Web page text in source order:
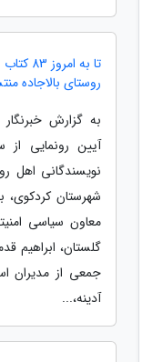
تا به
روستای بالاجاده
به گزارش خبرنگار
آیین رونمایی
نویسندگانی اهل
شهرستان
معاون سیاسی
گلستان، ابراهیم
جمعی از مدیران
آدینه،...